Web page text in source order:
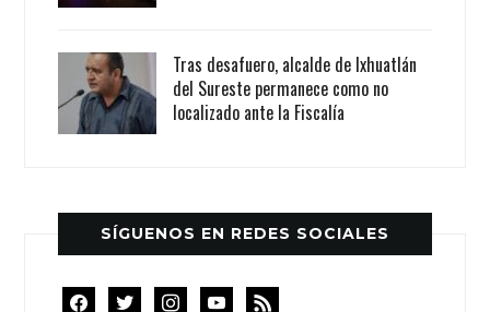
Tras desafuero, alcalde de Ixhuatlán
del Sureste permanece como no
localizado ante la Fiscalía
SÍGUENOS EN REDES SOCIALES
facebooktwitterinstagramyoutube
rss